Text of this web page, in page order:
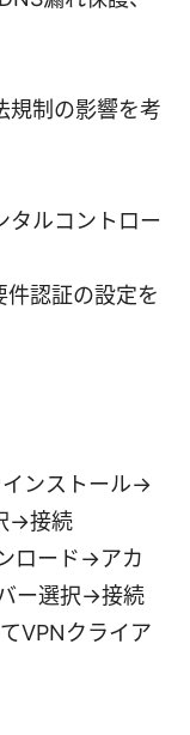
規制の影響を考
タルコントロー
件認証の設定を
ンストール→
→接続
ロード→アカ
ー選択→接続
VPNクライア